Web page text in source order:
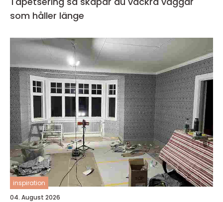
som håller länge
inspiration
04. August 2026